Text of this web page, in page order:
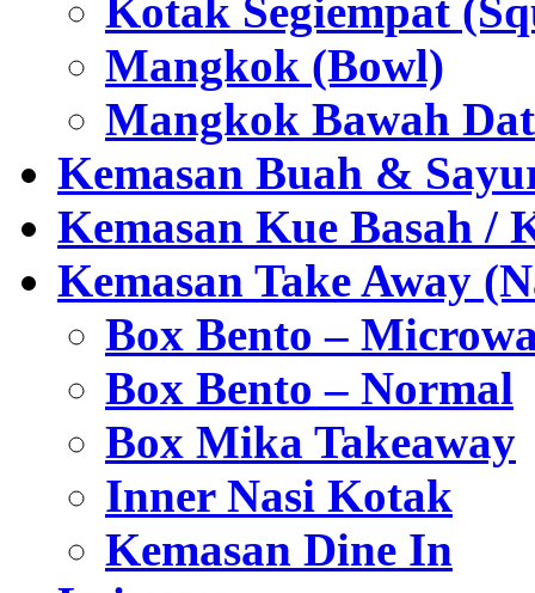
Kotak Segiempat
Mangkok (Bowl)
Mangkok Bawah
Kemasan Buah &
Kemasan Kue Basah /
Kemasan Take Away
Box Bento –
Box Bento – Normal
Box Mika Takeaway
Inner Nasi Kotak
Kemasan Dine In